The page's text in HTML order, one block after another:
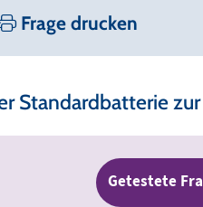
Frage drucken
Standardbatterie
Getestete